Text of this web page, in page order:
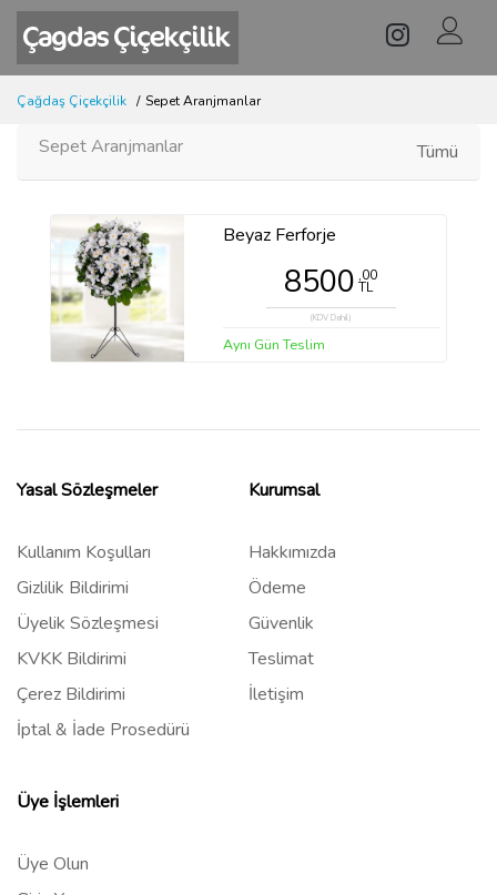
Çağdaş Çiçekçilik Sepet Aranjmanlar
Sepet Aranjmanlar Tümü
Beyaz Ferforje
8500 ,00
TL
(KDV Dahil)
Aynı Gün Teslim
Yasal Sözleşmeler
Kullanım Koşulları
Gizlilik Bildirimi
Üyelik Sözleşmesi
KVKK Bildirimi
Çerez Bildirimi
İptal & İade Prosedürü
Kurumsal
Hakkımızda
Ödeme
Güvenlik
Teslimat
İletişim
Üye İşlemleri
Üye Olun